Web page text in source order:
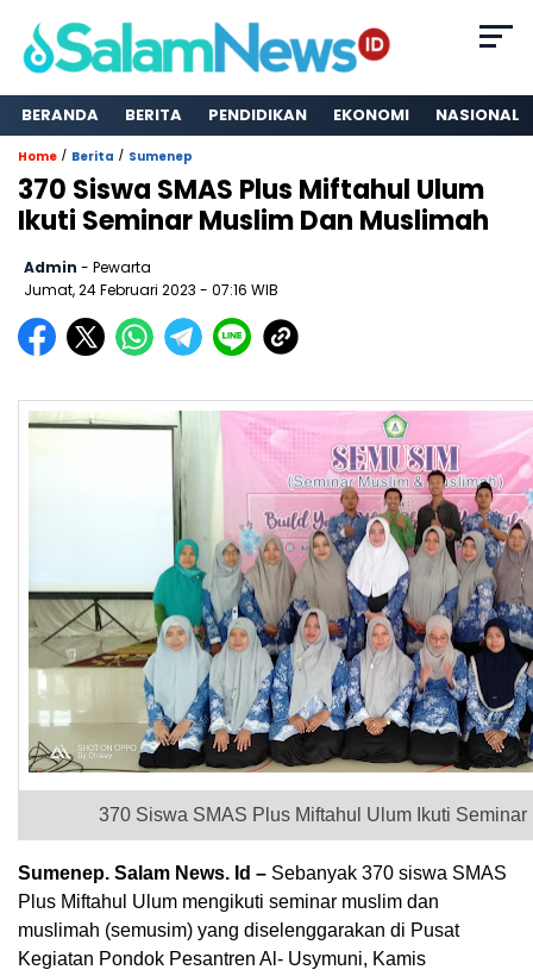
BERANDA BERITA PENDIDIKAN EKONOMI NASIONAL
Home / Berita / Sumenep
370 Siswa SMAS Plus Miftahul Ulum
Ikuti Seminar Muslim Dan Muslimah
Admin - Pewarta
Jumat, 24 Februari 2023 - 07:16 WIB
370 Siswa SMAS Plus Miftahul Ulum Ikuti
Sumenep. Salam News. Id – Sebanyak 370 siswa SMAS
Plus Miftahul Ulum mengikuti seminar muslim dan
muslimah (semusim) yang diselenggarakan di Pusat
Kegiatan Pondok Pesantren Al- Usymuni, Kamis